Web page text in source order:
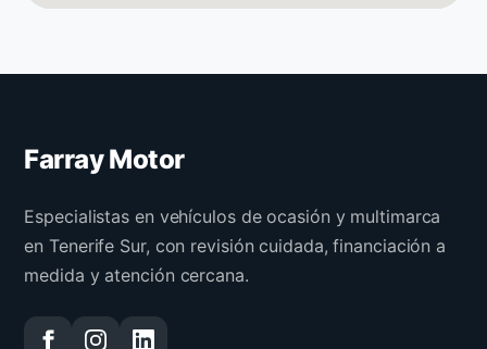
Farray Motor
Especialistas en vehículos de ocasión y multimarca
en Tenerife Sur, con revisión cuidada, financiación a
medida y atención cercana.